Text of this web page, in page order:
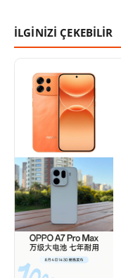
İLGİNİZİ ÇEKEBİLİR